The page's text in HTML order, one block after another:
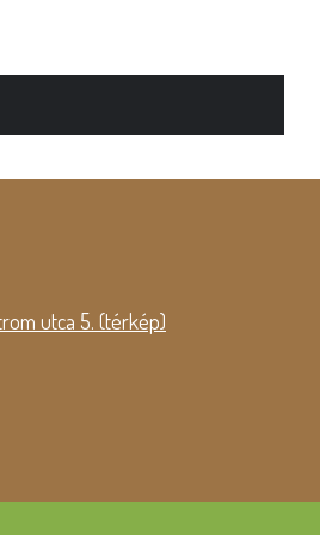
utca 5. (térkép)